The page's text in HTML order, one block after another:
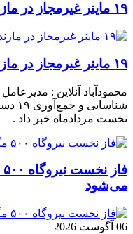
۱۹ ماینر غیرمجاز در مازندران از مدار خارج شد
۱۹ ماینر غیرمجاز در مازندران از مدار خارج شد
محمودآباد آنلاین :
نخست مردادماه خبر داد .
می‌شود
06 آگوست 2026